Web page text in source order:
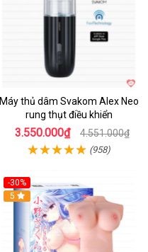
Máy thủ dâm Svakom Alex Neo
rung thụt điều khiển
3.550.000₫ 4.551.000₫
(958)
-30%
Hot
5